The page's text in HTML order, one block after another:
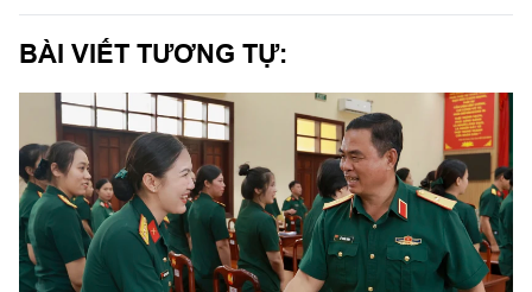
BÀI VIẾT TƯƠNG TỰ: